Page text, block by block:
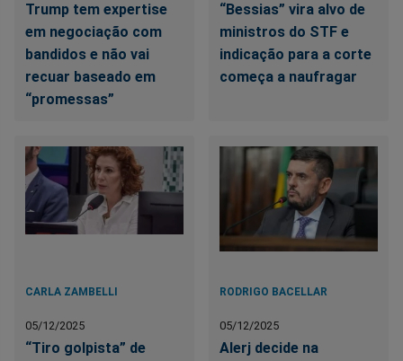
Trump tem expertise
em negociação com
bandidos e não vai
recuar baseado em
“promessas”
“Bessias” vira alvo de
ministros do STF e
indicação para a corte
começa a naufragar
CARLA ZAMBELLI
05/12/2025
“Tiro golpista” de
RODRIGO BACELLAR
05/12/2025
Alerj decide na